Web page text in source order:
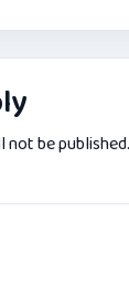
not be published.